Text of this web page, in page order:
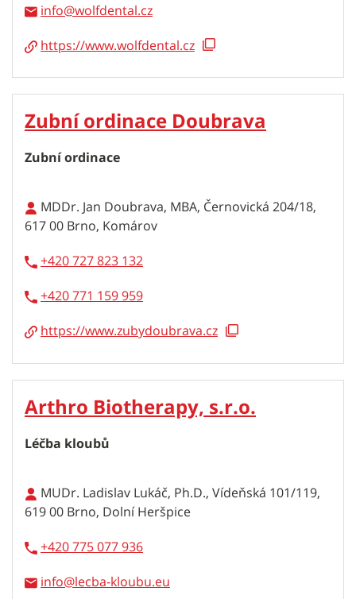
info
https://www.wolfdental.cz
Zubní ordinace Doubrava
Zubní ordinace
MDDr. Jan Doubrava, MBA, Černovická 204/18,
617 00 Brno, Komárov
+420 727 823 132
+420 771 159 959
https://www.zubydoubrava.cz
Arthro Biotherapy, s.r.o.
Léčba kloubů
MUDr. Ladislav Lukáč, Ph.D., Vídeňská 101/119,
619 00 Brno, Dolní Heršpice
+420 775 077 936
info